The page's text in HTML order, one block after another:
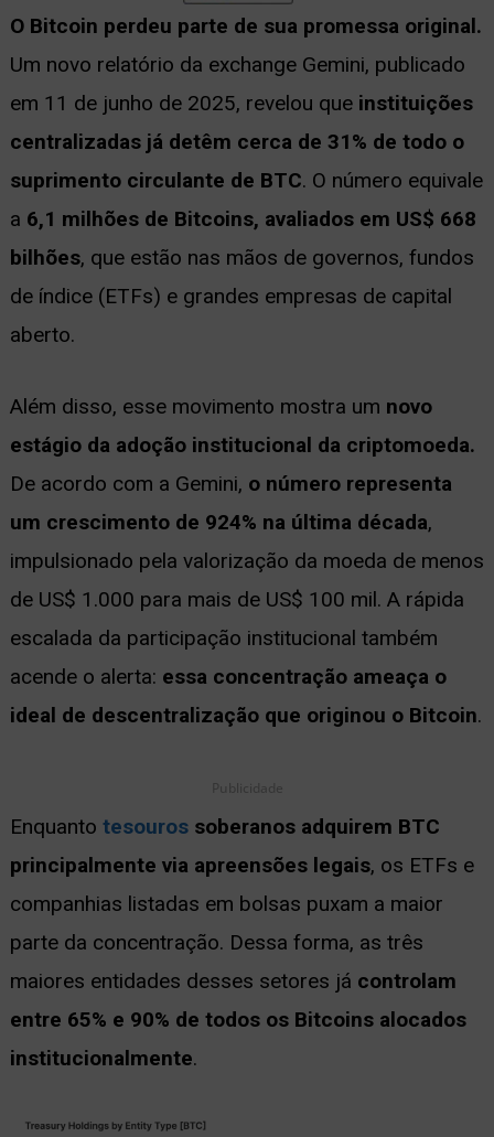
O Bitcoin perdeu parte de sua promessa original.
Um novo relatório da exchange Gemini, publicado
em 11 de junho de 2025, revelou que instituições
centralizadas já detêm cerca de 31% de todo o
suprimento circulante de BTC. O número equivale
a 6,1 milhões de Bitcoins, avaliados em US$ 668
bilhões, que estão nas mãos de governos, fundos
de índice (ETFs) e grandes empresas de capital
aberto.
Além disso, esse movimento mostra um novo
estágio da adoção institucional da criptomoeda.
De acordo com a Gemini, o número representa
um crescimento de 924% na última década,
impulsionado pela valorização da moeda de menos
de US$ 1.000 para mais de US$ 100 mil. A rápida
escalada da participação institucional também
acende o alerta: essa concentração ameaça o
ideal de descentralização que originou o Bitcoin.
Publicidade
Enquanto tesourossoberanos adquirem BTC
principalmente via apreensões legais, os ETFs e
companhias listadas em bolsas puxam a maior
parte da concentração. Dessa forma, as três
maiores entidades desses setores já controlam
entre 65% e 90% de todos os Bitcoins alocados
institucionalmente.